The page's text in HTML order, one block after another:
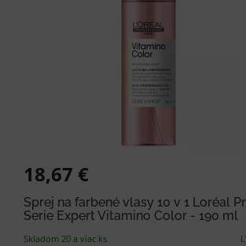
18,67 €
Sprej na farbené vlasy 10 v 1 Loréal
Serie Expert Vitamino Color - 190 ml
Skladom 20 a viac ks